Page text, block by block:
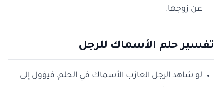
عن زوجها.
تفسير حلم الأسماك للرجل
لو شاهد الرجل العازب الأسماك في الحلم، فيؤول إلى